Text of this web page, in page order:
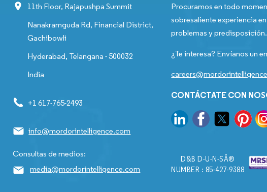
11th Floor, Rajapushpa Summit
Nanakramguda Rd, Financial District,
Gachibowli
Hyderabad, Telangana - 500032
India
+1 617-765-2493
info@mordorintelligence.com
Consultas de medios:
media@mordorintelligence.com
Procuramos en todo
sobresaliente experiencia
problemas y predisposición.
¿Te interesa? Envíanos un
CONTÁCTATE CON
D&B D-U-N-SÂ®
NUMBER : 85-427-9388